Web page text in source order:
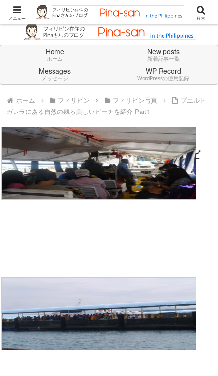
Don't think deeply. Feel always in English.
Home
ホーム
New posts
新着記事一覧
Messages
メッセージ
WP-Record
WordPressの使用記録
ホーム フィリピン フィリピン写真
プエルト
ガレラにある自然の残る美しいビーチを紹介 Part1
プエルトガレラにある自然の残る美しいビ
ーチを紹介 Part1
メニュー 検索